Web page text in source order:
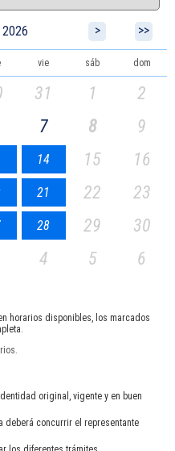
> >>
vie sáb dom
31 1
2
7 8 9
14 15 16
21 22 23
28 29 30
4 5 6
horarios disponibles, los marcados
original, vigente y en buen
deberá concurrir el representante